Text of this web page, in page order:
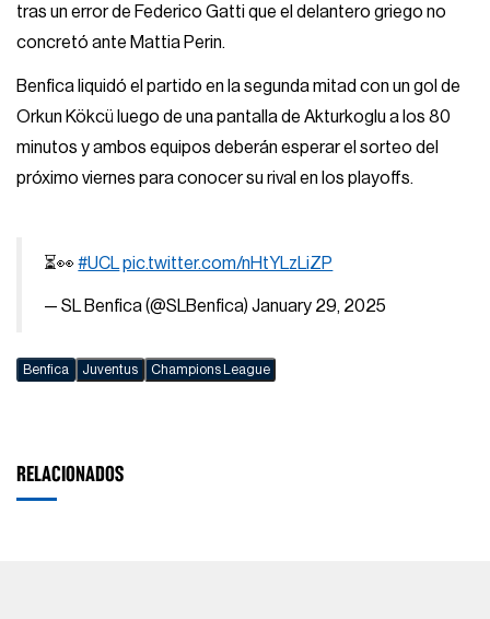
tras un error de Federico Gatti que el delantero griego no
concretó ante Mattia Perin.
Benfica liquidó el partido en la segunda mitad con un gol de
Orkun Kökcü luego de una pantalla de Akturkoglu a los 80
minutos y ambos equipos deberán esperar el sorteo del
próximo viernes para conocer su rival en los playoffs.
⏳👀#UCL pic.twitter.com/nHtYLzLiZP
— SL Benfica (@SLBenfica)January 29, 2025
Benfica Juventus Champions League
RELACIONADOS